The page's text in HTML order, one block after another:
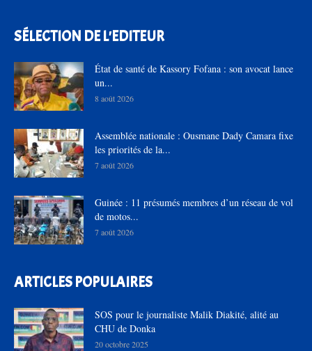
SÉLECTION DE L'EDITEUR
État de santé de Kassory Fofana : son avocat lance
un...
8 août 2026
Assemblée nationale : Ousmane Dady Camara fixe
les priorités de la...
7 août 2026
Guinée : 11 présumés membres d’un réseau de vol
de motos...
7 août 2026
ARTICLES POPULAIRES
SOS pour le journaliste Malik Diakité, alité au
CHU de Donka
20 octobre 2025